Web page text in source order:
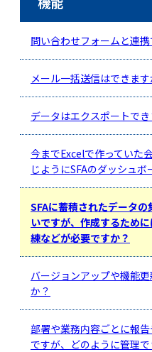
問い合わせフォームと連
メール一括送信はできます
データはエクスポートでき
今までExcelで作っていた
じようにSFAのダッシュ
SFAに蓄積されたデータ
いですが、作成するため
練などが必要ですか？
バージョンアップや機能
か？
部署や業務内容ごとに報
ですが、どのように管理で